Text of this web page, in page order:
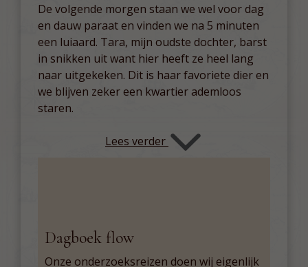
De volgende morgen staan we wel voor dag
en dauw paraat en vinden we na 5 minuten
een luiaard. Tara, mijn oudste dochter, barst
in snikken uit want hier heeft ze heel lang
naar uitgekeken. Dit is haar favoriete dier en
we blijven zeker een kwartier ademloos
staren.
Lees verder
Dagboek flow
Onze onderzoeksreizen doen wij eigenlijk